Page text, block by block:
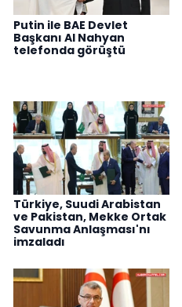
Putin ile BAE Devlet
Başkanı Al Nahyan
telefonda görüştü
Türkiye, Suudi Arabistan
ve Pakistan, Mekke Ortak
Savunma Anlaşması'nı
imzaladı